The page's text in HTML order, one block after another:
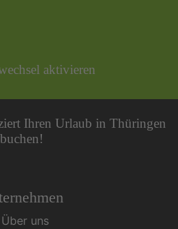
aktivieren
Ihren Urlaub in Thüringen
buchen!
Über uns